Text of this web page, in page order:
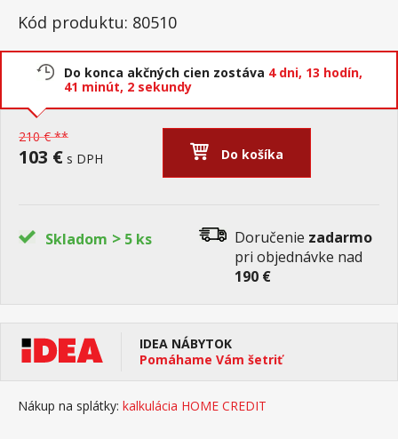
Kód produktu: 80510
Do konca akčných cien zostáva 4 dni, 13 hodín,
41 minút, 1 sekunda
210 € **
103 € s DPH Do košíka
Skladom > 5 ks Doručenie zadarmo
pri objednávke nad
190 €
IDEA NÁBYTOK
Pomáhame Vám šetriť
Nákup na splátky: kalkulácia HOME CREDIT